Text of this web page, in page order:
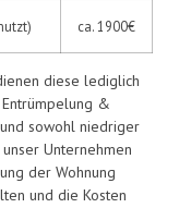
ca. 1900€
diese lediglich
&
sowohl niedriger
Unternehmen
der Wohnung
und die Kosten